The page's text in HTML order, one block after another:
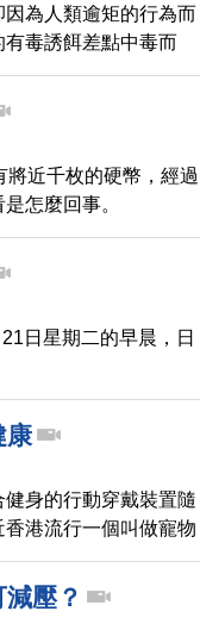
為人類逾矩的行為而
毒誘餌差點中毒而
善生態平衡的問題。
近千枚的硬幣，經過
怎麼回事。
日星期二的早晨，日
康
身的行動穿戴裝置隨
港流行一個叫做寵物
能夠隨時掌握到寵物
壓？